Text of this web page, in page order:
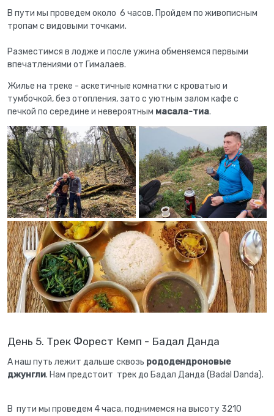
В пути мы проведем около 6 часов. Пройдем по живописным
тропам с видовыми точками.
Разместимся в лодже и после ужина обменяемся первыми
впечатлениями от Гималаев.
Жилье на треке - аскетичные комнатки с кроватью и
тумбочкой, без отопления, зато с уютным залом кафе с
печкой по середине и невероятным масала-тиа.
День 5. Трек Форест Кемп - Бадал Данда
А наш путь лежит дальше сквозь рододендроновые
джунгли. Нам предстоит трек до Бадал Данда (Badal Danda).
В пути мы проведем 4 часа, поднимемся на высоту 3210